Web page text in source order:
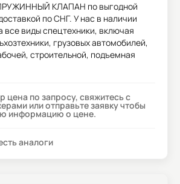
ПРУЖИННЫЙ КЛАПАН по выгодной
по СНГ. У нас в наличии
все виды спецтехники, включая
грузовых автомобилей,
строительной, подъемная
цена по запросу, свяжитесь с
или отправьте заявку чтобы
информацию о цене.
аналоги